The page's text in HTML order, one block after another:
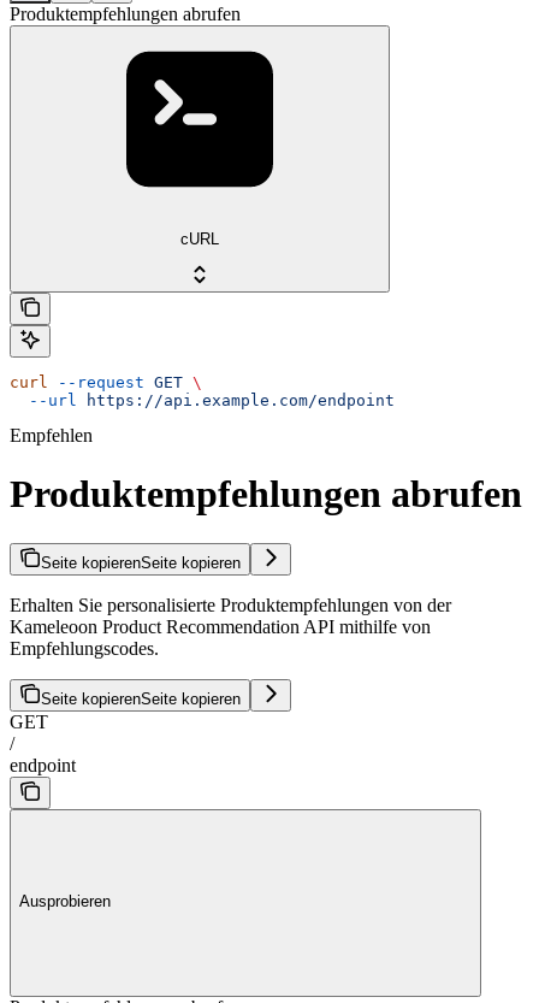
Produktempfehlungen abrufen
cURL
curl --request GET \
  --url
https://api.example.com/endpoint
Empfehlen
Produktempfehlungen abrufen
Seite kopierenSeite kopieren
Erhalten Sie personalisierte Produktempfehlungen von der
Kameleoon Product Recommendation API mithilfe von
Empfehlungscodes.
Seite kopierenSeite kopieren
GET
/
endpoint
Ausprobieren